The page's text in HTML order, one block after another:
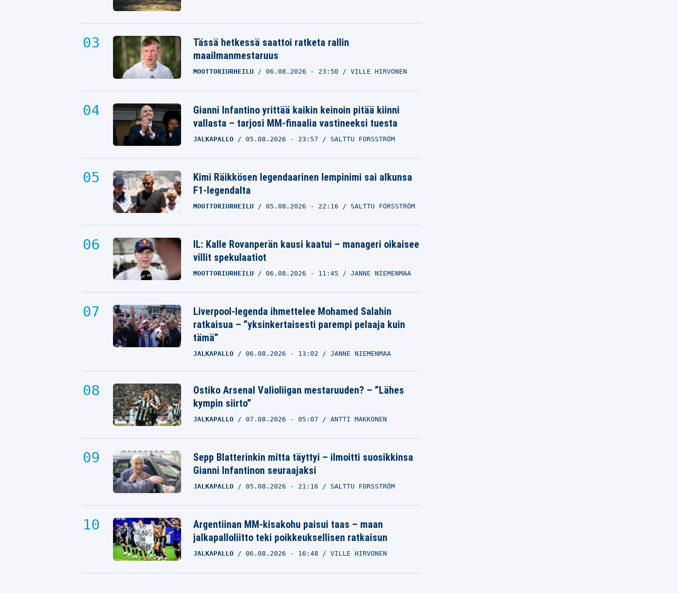
Tässä hetkessä saattoi ratketa rallin
maailmanmestaruus
MOOTTORIURHEILU 06.08.2026 - 23:50 VILLE HIRVONEN
Gianni Infantino yrittää kaikin keinoin pitää kiinni
vallasta – tarjosi MM-finaalia vastineeksi tuesta
JALKAPALLO 05.08.2026 - 23:57 SALTTU FORSSTRÖM
Kimi Räikkösen legendaarinen lempinimi sai alkunsa
F1-legendalta
MOOTTORIURHEILU 05.08.2026 - 22:16 SALTTU FORSSTRÖM
IL: Kalle Rovanperän kausi kaatui – manageri oikaisee
villit spekulaatiot
MOOTTORIURHEILU 06.08.2026 - 11:45 JANNE NIEMENMAA
Liverpool-legenda ihmettelee Mohamed Salahin
ratkaisua – ”yksinkertaisesti parempi pelaaja kuin
tämä”
JALKAPALLO 06.08.2026 - 13:02 JANNE NIEMENMAA
Ostiko Arsenal Valioliigan mestaruuden? – ”Lähes
kympin siirto”
JALKAPALLO 07.08.2026 - 05:07 ANTTI MAKKONEN
Sepp Blatterinkin mitta täyttyi – ilmoitti suosikkinsa
Gianni Infantinon seuraajaksi
JALKAPALLO 05.08.2026 - 21:16 SALTTU FORSSTRÖM
Argentiinan MM-kisakohu paisui taas – maan
jalkapalloliitto teki poikkeuksellisen ratkaisun
JALKAPALLO 06.08.2026 - 16:48 VILLE HIRVONEN